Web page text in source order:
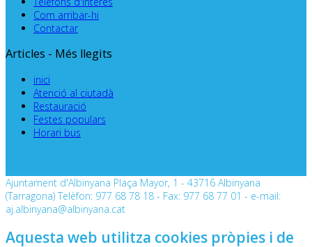
Com arribar-hi
Contactar
Articles - Més llegits
inici
Atenció al ciutadà
Restauració
Festes populars
Horari bus
Ajuntament d'Albinyana Plaça Mayor, 1 - 43716 Albinyana
(Tarragona) Telèfon: 977 68 78 18 - Fax: 977 68 77 01 - e-mail:
aj.albinyana@albinyana.cat
Aquesta web utilitza cookies pròpies i de